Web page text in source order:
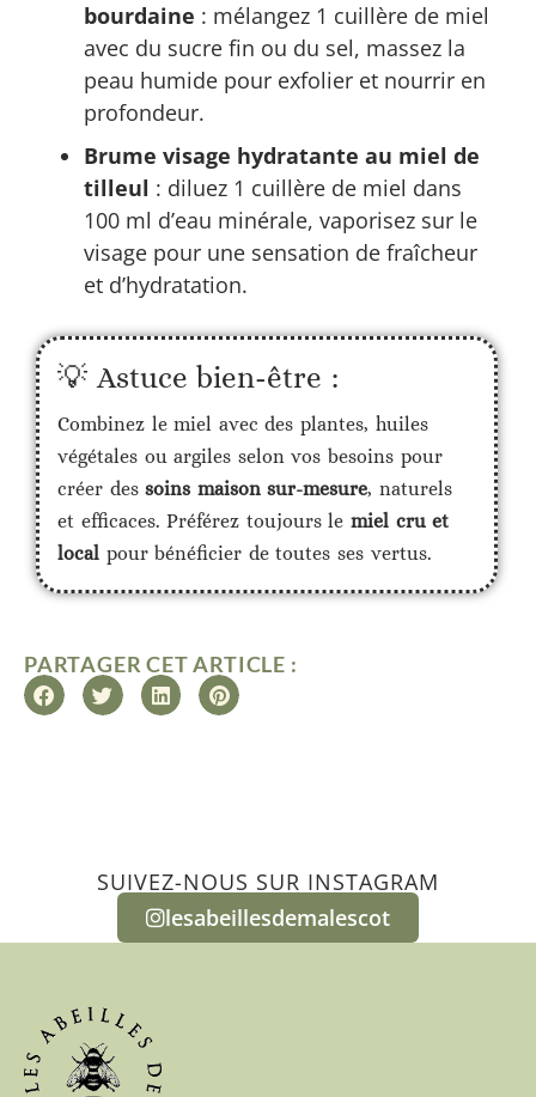
bourdaine : mélangez 1 cuillère de miel
avec du sucre fin ou du sel, massez la
peau humide pour exfolier et nourrir en
profondeur.
Brume visage hydratante au miel de
tilleul : diluez 1 cuillère de miel dans
100 ml d’eau minérale, vaporisez sur le
visage pour une sensation de fraîcheur
et d’hydratation.
💡 Astuce bien-être :
Combinez le miel avec des plantes, huiles
végétales ou argiles selon vos besoins pour
créer dessoins maison sur-mesure, naturels
et efficaces. Préférez toujours lemiel cru et
local pour bénéficier de toutes ses vertus.
PARTAGER CET ARTICLE :
SUIVEZ-NOUS SUR INSTAGRAM
lesabeillesdemalescot